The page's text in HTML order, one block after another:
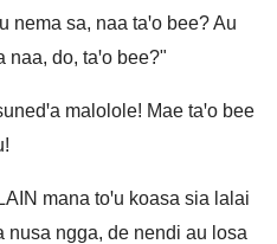
nema sa, naa taꞌo bee? Au
naa, do, taꞌo bee?"
malolole! Mae taꞌo bee
mana toꞌu koasa sia lalai
nusa ngga, de nendi au losa